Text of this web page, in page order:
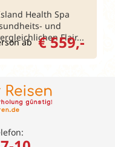
Health Spa
und
Flair...
ab € 559,-